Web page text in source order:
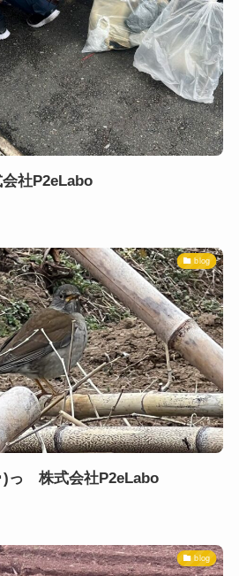
社P2eLabo
blog
)っ 株式会社P2eLabo
blog